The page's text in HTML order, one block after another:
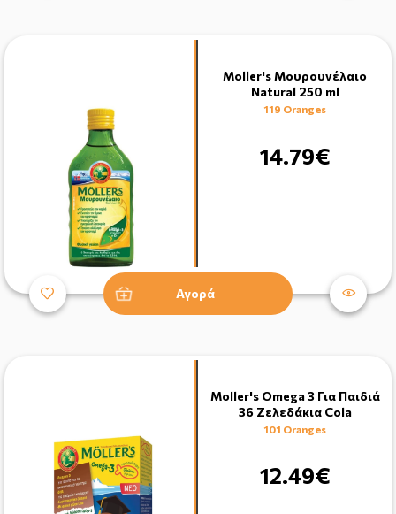
Moller's Μουρουνέλαιο
Natural 250 ml
119 Oranges
14.79€
Αγορά
Moller's Omega 3 Για Παιδιά
36 Ζελεδάκια Cola
101 Oranges
12.49€